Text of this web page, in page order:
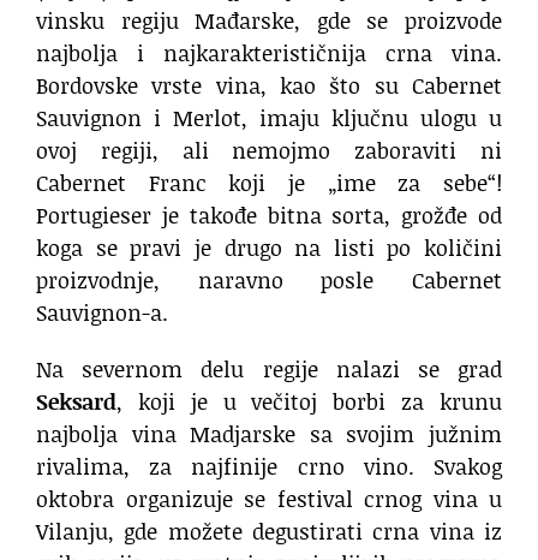
vinsku regiju Mađarske, gde se proizvode
najbolja i najkarakterističnija crna vina.
Bordovske vrste vina, kao što su Cabernet
Sauvignon i Merlot, imaju ključnu ulogu u
ovoj regiji, ali nemojmo zaboraviti ni
Cabernet Franc koji je „ime za sebe“!
Portugieser je takođe bitna sorta, grožđe od
koga se pravi je drugo na listi po količini
proizvodnje, naravno posle Cabernet
Sauvignon-a.
Na severnom delu regije nalazi se grad
Seksard, koji je u večitoj borbi za krunu
najbolja vina Madjarske sa svojim južnim
rivalima, za najfinije crno vino. Svakog
oktobra organizuje se festival crnog vina u
Vilanju, gde možete degustirati crna vina iz